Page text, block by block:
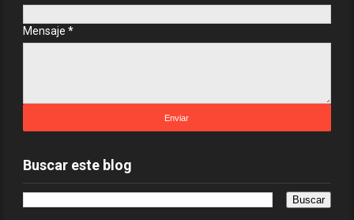
Mensaje *
Buscar este blog